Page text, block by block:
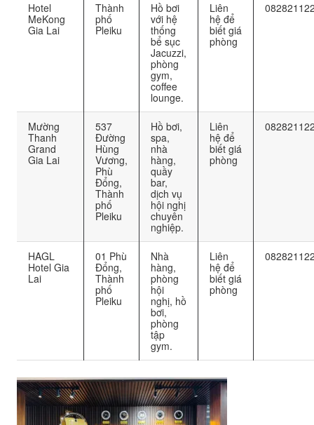
Hotel
MeKong
Gia Lai
Thành
phố
Pleiku
Hồ bơi
với hệ
thống
bể sục
Jacuzzi,
phòng
gym,
coffee
lounge.
Liên
hệ để
biết giá
phòng
Mường
Thanh
Grand
Gia Lai
537
Đường
Hùng
Vương,
Phù
Đổng,
Thành
phố
Pleiku
Hồ bơi,
spa,
nhà
hàng,
quầy
bar,
dịch vụ
hội nghị
chuyên
nghiệp.
Liên
hệ để
biết giá
phòng
HAGL
Hotel Gia
Lai
01 Phù
Đổng,
Thành
phố
Pleiku
Nhà
hàng,
phòng
hội
nghị, hồ
bơi,
phòng
tập
gym.
Liên
hệ để
biết giá
phòng